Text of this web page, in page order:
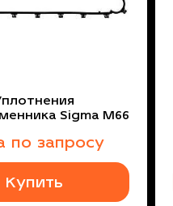
Sigma M66
по запросу
Купить